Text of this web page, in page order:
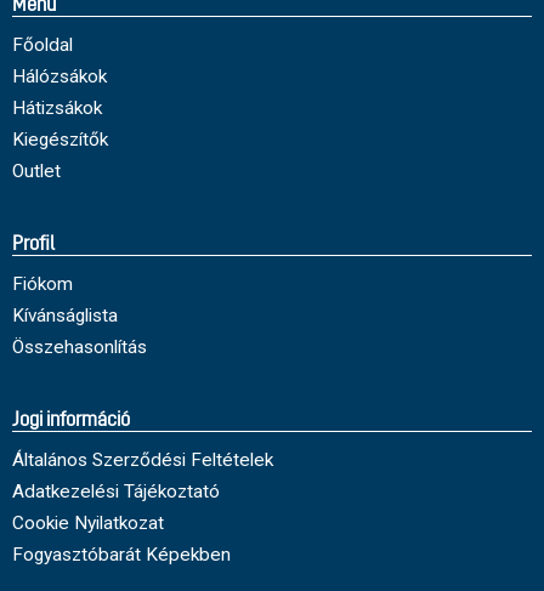
Menü
Főoldal
Hálózsákok
Hátizsákok
Kiegészítők
Outlet
Profil
Fiókom
Kívánságlista
Összehasonlítás
Jogi információ
Általános Szerződési Feltételek
Adatkezelési Tájékoztató
Cookie Nyilatkozat
Fogyasztóbarát Képekben